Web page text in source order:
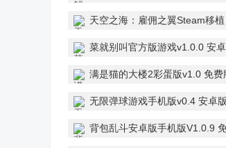
天空之海：雇佣之翼Steam移植
菜就别叫官方版游戏v1.0.0 安
满是猫的大楼2彩蛋版v1.0 免费
无限弹球游戏手机版v0.4 安卓版
背包乱斗安卓版手机版V1.0.9